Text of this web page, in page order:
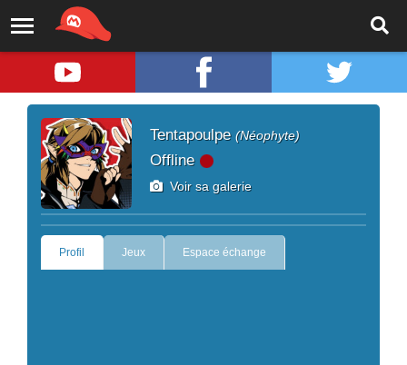
Tentapoulpe (Néophyte)
Offline
Voir sa galerie
Profil Jeux Espace échange